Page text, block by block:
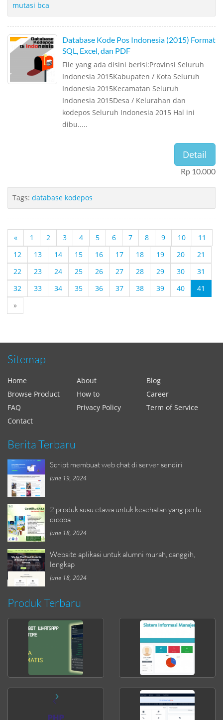
mutasi bca
Database Kode Pos Indonesia (2015) Format
SQL, Excel, dan PDF
File yang ada disini berisi:Provinsi Seluruh
Indonesia 2015Kabupaten / Kota Seluruh
Indonesia 2015Kecamatan Seluruh
Indonesia 2015Desa / Kelurahan dan
kodepos Seluruh Indonesia 2015 Hal ini
dibu.....
Detail
Rp 10.000
Tags: database kodepos
« 1 2 3 4 5 6 7 8 9 10
11
12
13 14 15 16 17 18 19 20
21
22
23 24 25 26 27 28 29 30
31
32
33 34 35 36 37 38 39 40
41
»
Sitemap
Home About
Blog
Browse Product
How to
Career
FAQ
Privacy Policy
Term of Service
Contact
Berita Terbaru
Script membuat web chat di server sendiri
June 19, 2024
2 produk susu etawa untuk kesehatan yang perlu
dicoba
June 18, 2024
Website aplikasi untuk alumni murah, canggih,
lengkap
June 18, 2024
Produk Terbaru